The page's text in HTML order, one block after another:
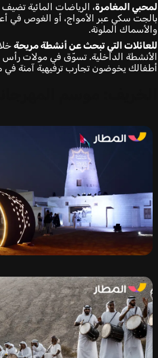
لمحبي المغامرة، الرياضات المائية
بالجت سكي عبر الأمواج، أو الغوص في
والأسماك الملونة.
للعائلات التي تبحث عن أنشطة مريحة
الأنشطة الداخلية. تسوّق في مولات
أطفالك يخوضون تجارب ترفيهية آمنة في